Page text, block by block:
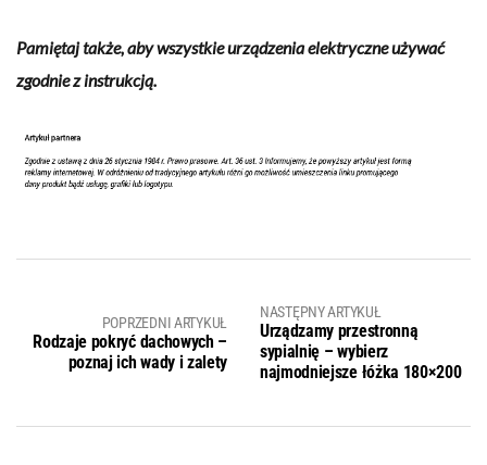
Pamiętaj także, aby wszystkie urządzenia elektryczne używać
zgodnie z instrukcją.
POPRZEDNI ARTYKUŁ
Rodzaje pokryć dachowych –
poznaj ich wady i zalety
NASTĘPNY ARTYKUŁ
Urządzamy przestronną
sypialnię – wybierz
najmodniejsze łóżka 180×200